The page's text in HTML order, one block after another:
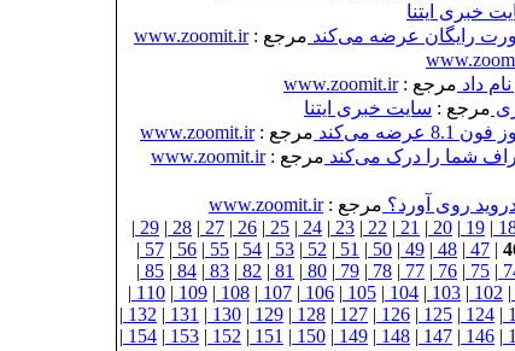
خبری ایتنا
مرجع :www.zoomit.ir
مرجع :www.zoomit.ir
مرجع : سایت خبری ایتنا
مرجع :www.zoomit.ir
شما را درک می‌کند مرجع :www.zoomit.ir
روی آورد؟ مرجع :www.zoomit.ir
|
19
|
20
|
21
|
22
|
23
|
24
|
25
|
26
|
27
|
28
|
29
|
|
47
|
48
|
49
|
50
|
51
|
52
|
53
|
54
|
55
|
56
|
57
|
|
75
|
76
|
77
|
78
|
79
|
80
|
81
|
82
|
83
|
84
|
85
|
|
102
|
103
|
104
|
105
|
106
|
107
|
108
|
109
|
110
|
|
124
|
125
|
126
|
127
|
128
|
129
|
130
|
131
|
132
|
|
146
|
147
|
148
|
149
|
150
|
151
|
152
|
153
|
154
|